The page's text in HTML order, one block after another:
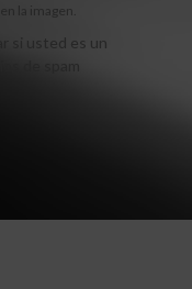
la imagen.
si usted es un
de spam